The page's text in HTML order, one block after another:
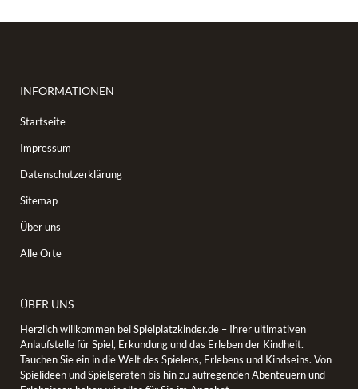
INFORMATIONEN
Startseite
Impressum
Datenschutzerklärung
Sitemap
Über uns
Alle Orte
ÜBER UNS
Herzlich willkommen bei Spielplatzkinder.de – Ihrer ultimativen
Anlaufstelle für Spiel, Erkundung und das Erleben der Kindheit.
Tauchen Sie ein in die Welt des Spielens, Erlebens und Kindseins. Von
Spielideen und Spielgeräten bis hin zu aufregenden Abenteuern und